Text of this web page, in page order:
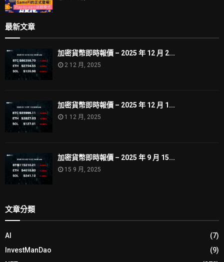
最新文章
加密貨幣即時報價 – 2025 年 12 月 2...
2 12 月, 2025
加密貨幣即時報價 – 2025 年 12 月 1...
1 12 月, 2025
加密貨幣即時報價 – 2025 年 9 月 15...
15 9 月, 2025
文章分類
AI
(7)
InvestManDao
(9)